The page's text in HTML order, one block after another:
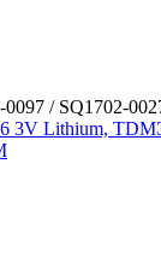
/ SQ1702-
3V Lithium, TDM